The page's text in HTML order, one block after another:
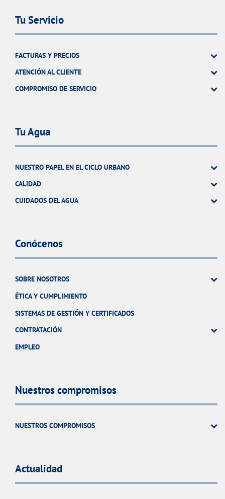
Tu Servicio
FACTURAS Y PRECIOS
ATENCIÓN AL CLIENTE
COMPROMISO DE SERVICIO
Tu Agua
NUESTRO PAPEL EN EL CICLO URBANO
CALIDAD
CUIDADOS DEL AGUA
Conócenos
SOBRE NOSOTROS
ÉTICA Y CUMPLIMIENTO
SISTEMAS DE GESTIÓN Y CERTIFICADOS
CONTRATACIÓN
EMPLEO
Nuestros compromisos
NUESTROS COMPROMISOS
Actualidad